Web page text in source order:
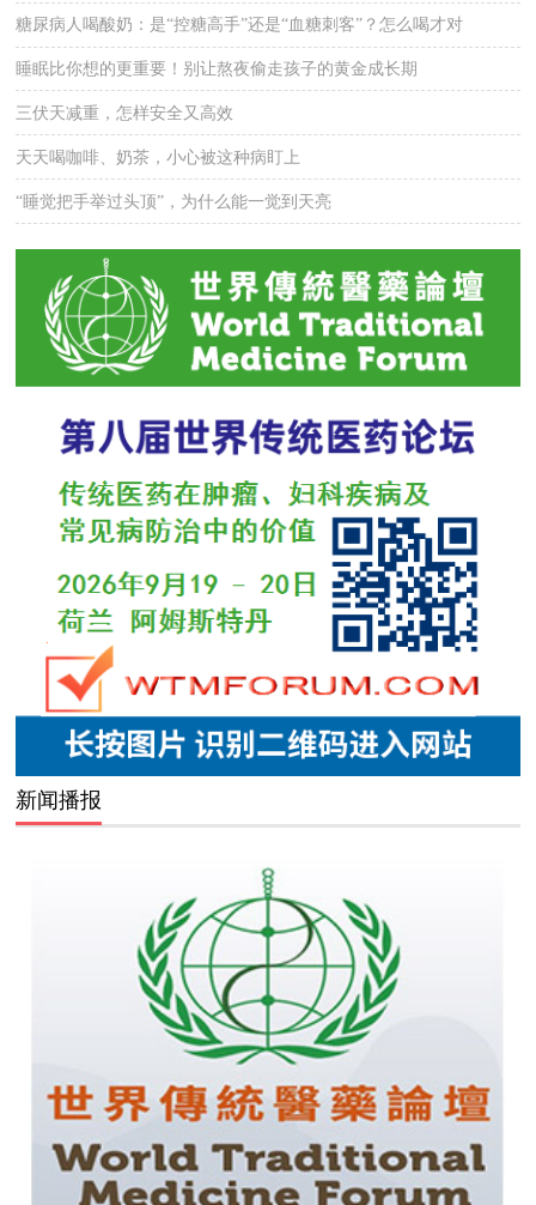
糖尿病人喝酸奶：是“控糖高手”还是“血糖刺客”？怎么喝才对
睡眠比你想的更重要！别让熬夜偷走孩子的黄金成长期
三伏天减重，怎样安全又高效
天天喝咖啡、奶茶，小心被这种病盯上
“睡觉把手举过头顶”，为什么能一觉到天亮
新闻播报